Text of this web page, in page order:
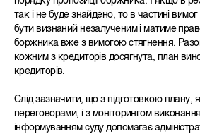
так і не буде знайдено, то в частині
бути визнаний незалученим і матиме
боржника вже з вимогою стягнення.
кожним з кредиторів досягнута, план
кредиторів.
Слід зазначити, що з підготовкою плану,
переговорами, і з моніторингом
інформуванням суду допомагає